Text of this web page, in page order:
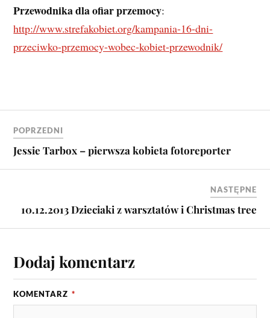
Przewodnika dla ofiar przemocy:
http://www.strefakobiet.org/kampania-16-dni-
przeciwko-przemocy-wobec-kobiet-przewodnik/
POPRZEDNI
Jessie Tarbox – pierwsza kobieta fotoreporter
NASTĘPNE
10.12.2013 Dzieciaki z warsztatów i Christmas tree
Dodaj komentarz
KOMENTARZ *